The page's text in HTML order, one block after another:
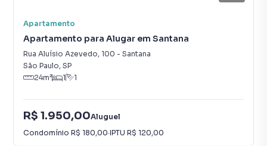
Apartamento
Apartamento para Alugar em Santana
Rua Aluísio Azevedo, 100 - Santana
São Paulo, SP
24m² 1 1
R$ 1.950,00Aluguel
Condomínio R$ 180,00·IPTU R$ 120,00